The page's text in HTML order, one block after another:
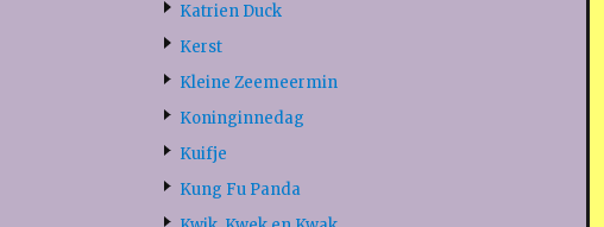
Katrien Duck
Kerst
Kleine Zeemeermin
Koninginnedag
Kuifje
Kung Fu Panda